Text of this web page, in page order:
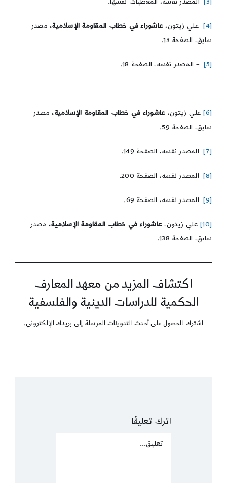
المصدر نفسه، المعطيات نفسها.
[4] علي زيتون، عاشوراء في خطاب المقاومة الإسلامية، مصدر
سابق، الصفحة 13.
[5] – المصدر نفسه، الصفحة 18.
[6] علي زيتون، عاشوراء في خطاب المقاومة الإسلامية، مصدر
سابق، الصفحة 59.
[7] المصدر نفسه، الصفحة 149.
[8] المصدر نفسه، الصفحة 200.
[9] المصدر نفسه، الصفحة 69.
[10] علي زيتون، عاشوراء في خطاب المقاومة الإسلامية، مصدر
سابق، الصفحة 138.
اكتشاف المزيد من معهد المعارف
الحكمية للدراسات الدينية والفلسفية
اشترك للحصول على أحدث التدوينات المرسلة إلى بريدك الإلكتروني.
اترك تعليقًا
Comment